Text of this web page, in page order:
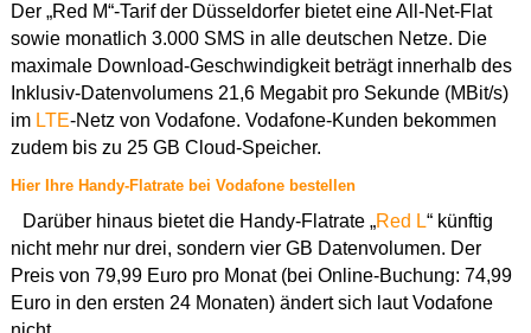
Der „Red M“-Tarif der Düsseldorfer bietet eine All-Net-Flat
sowie monatlich 3.000 SMS in alle deutschen Netze. Die
maximale Download-Geschwindigkeit beträgt innerhalb des
Inklusiv-Datenvolumens 21,6 Megabit pro Sekunde (MBit/s)
im LTE-Netz von Vodafone. Vodafone-Kunden bekommen
zudem bis zu 25 GB Cloud-Speicher.
Hier Ihre Handy-Flatrate bei Vodafone bestellen
Darüber hinaus bietet die Handy-Flatrate „Red L“ künftig
nicht mehr nur drei, sondern vier GB Datenvolumen. Der
Preis von 79,99 Euro pro Monat (bei Online-Buchung: 74,99
Euro in den ersten 24 Monaten) ändert sich laut Vodafone